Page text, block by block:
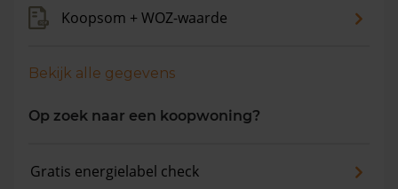
Koopsom + WOZ-waarde
Bekijk alle gegevens
Op zoek naar een koopwoning?
Gratis energielabel check